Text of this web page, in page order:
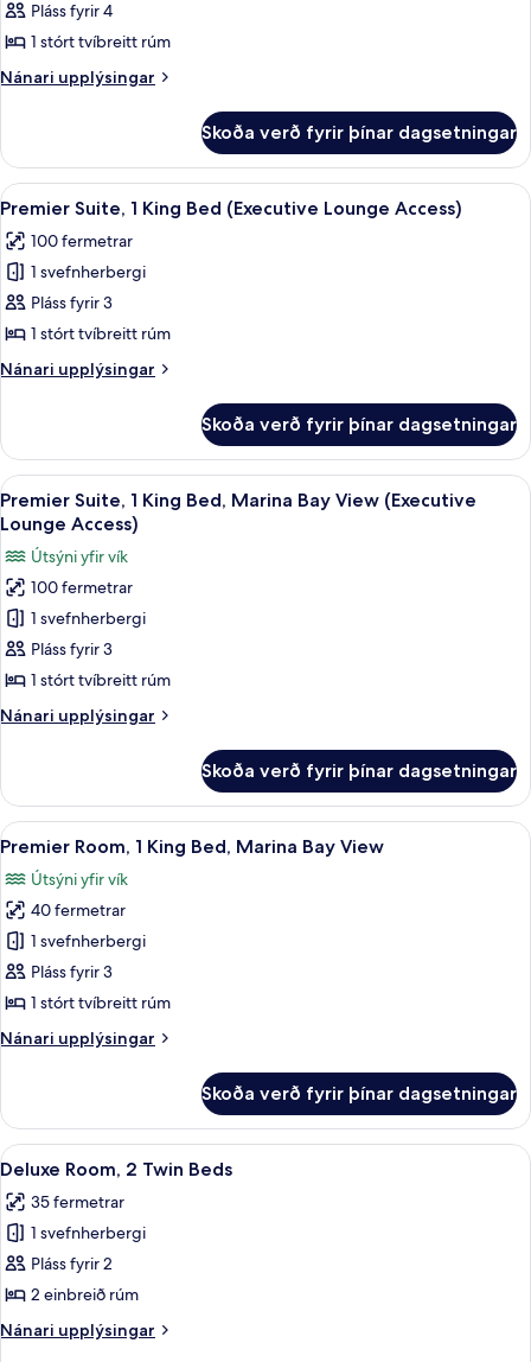
Access)
Deluxe
Suite,
1
King
(Executive
Lounge
Access)
Pláss fyrir 4
1 stórt tvíbreitt rúm
Nánari upplýsingar
Nánari
Suite,
King
(Executive
Lounge
Skoða verð fyrir þínar dagsetningar
Skoða
allar
myndir
fyrir
Premier
Suite,
1
King
(Executive
Lounge
Access)
Premier Suite, 1 King Bed
5
Premier Suite, 1 King Bed (Executive Lounge Access)
100 fermetrar
1 svefnherbergi
Pláss fyrir 3
1 stórt tvíbreitt rúm
Nánari upplýsingar
Nánari
Suite,
King
Bed
(Executive
Lounge
Access)
Skoða verð fyrir þínar dagsetningar
Skoða
allar
myndir
fyrir
Premier
Suite,
1
King
Bed,
Marina
View
(Executive
Lounge
Access)
Premier Suite, 1 King Bed, Marina
8
Premier Suite, 1 King Bed, Marina Bay View (Executive
Lounge Access)
Útsýni yfir vík
100 fermetrar
1 svefnherbergi
Pláss fyrir 3
1 stórt tvíbreitt rúm
Nánari upplýsingar
Nánari
Suite,
King
Marina
Bay
View
(Executive
Lounge
Access)
Skoða verð fyrir þínar dagsetningar
Skoða
allar
myndir
fyrir
Premier
Room,
1
Bed,
View
Premier Room, 1 King Bed, Marina
7
Premier Room, 1 King Bed, Marina Bay View
Útsýni yfir vík
40 fermetrar
1 svefnherbergi
Pláss fyrir 3
1 stórt tvíbreitt rúm
Nánari upplýsingar
Nánari
Room,
King
Marina
Bay
Skoða verð fyrir þínar dagsetningar
Skoða
allar
myndir
fyrir
Deluxe
Room,
2
Twin
Deluxe Room, 2 Twin Beds |
6
Deluxe Room, 2 Twin Beds
35 fermetrar
1 svefnherbergi
Pláss fyrir 2
2 einbreið rúm
Nánari upplýsingar
Nánari